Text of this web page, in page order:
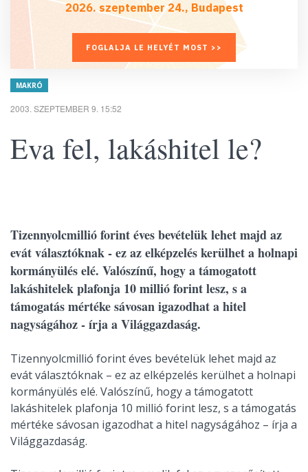
2026. szeptember 24., Budapest
FOGLALJA LE HELYÉT MOST >>
MAKRÓ
2003. SZEPTEMBER 9. 15:52
Eva fel, lakáshitel le?
Tizennyolcmillió forint éves bevételük lehet majd az
evát választóknak - ez az elképzelés kerülhet a holnapi
kormányülés elé. Valószínű, hogy a támogatott
lakáshitelek plafonja 10 millió forint lesz, s a
támogatás mértéke sávosan igazodhat a hitel
nagyságához - írja a Világgazdaság.
Tizennyolcmillió forint éves bevételük lehet majd az
evát választóknak – ez az elképzelés kerülhet a holnapi
kormányülés elé. Valószínű, hogy a támogatott
lakáshitelek plafonja 10 millió forint lesz, s a támogatás
mértéke sávosan igazodhat a hitel nagyságához – írja a
Világgazdaság.